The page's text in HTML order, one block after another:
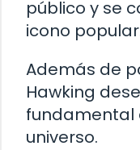
público y se
icono
Además de
Hawking
fundamental
universo.